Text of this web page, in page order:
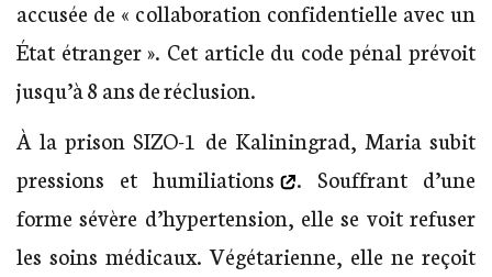
accusée de « collaboration confidentielle avec un
État étranger ». Cet article du code pénal prévoit
jusqu’à 8 ans de réclusion.
À la prison SIZO-1 de Kaliningrad, Maria subit
pressions et humiliations
. Souffrant d’une
forme sévère d’hypertension, elle se voit refuser
les soins médicaux. Végétarienne, elle ne reçoit